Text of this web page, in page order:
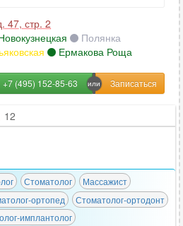
47, стр. 2
Полянка
Ермакова Роща
+7 (495) 152-85-63
12
Стоматолог
Массажист
ортопед
Стоматолог-ортодонт
имплантолог